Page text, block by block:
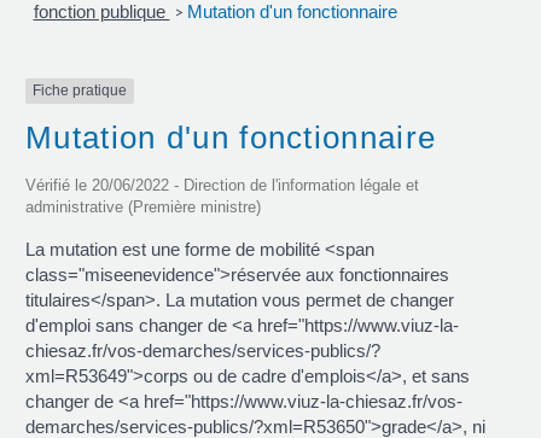
fonction publique > Mutation d'un fonctionnaire
Fiche pratique
Mutation d'un fonctionnaire
Vérifié le 20/06/2022 - Direction de l'information légale et
administrative (Première ministre)
La mutation est une forme de mobilité <span
class="miseenevidence">réservée aux fonctionnaires
titulaires</span>. La mutation vous permet de changer
d'emploi sans changer de <a href="https://www.viuz-la-
chiesaz.fr/vos-demarches/services-publics/?
xml=R53649">corps ou de cadre d'emplois</a>, et sans
changer de <a href="https://www.viuz-la-chiesaz.fr/vos-
demarches/services-publics/?xml=R53650">grade</a>, ni